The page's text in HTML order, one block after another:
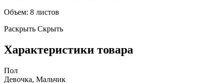
Объем: 8 листов
Раскрыть Скрыть
Характеристики товара
Пол
Девочка, Мальчик